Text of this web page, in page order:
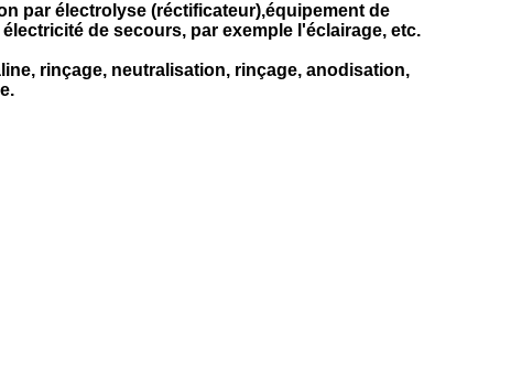
par électrolyse (réctificateur),équipement de
de secours, par exemple l'éclairage, etc.
rinçage, neutralisation, rinçage, anodisation,